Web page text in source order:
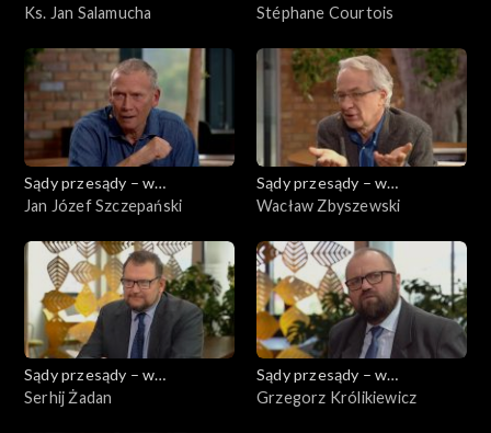
powiększeniu
Ks. Jan Salamucha
powiększeniu
Stéphane Courtois
Sądy przesądy – w
powiększeniu
Jan Józef Szczepański
Sądy przesądy – w
powiększeniu
Wacław Zbyszewski
Sądy przesądy – w
powiększeniu
Serhij Żadan
Sądy przesądy – w
powiększeniu
Grzegorz Królikiewicz